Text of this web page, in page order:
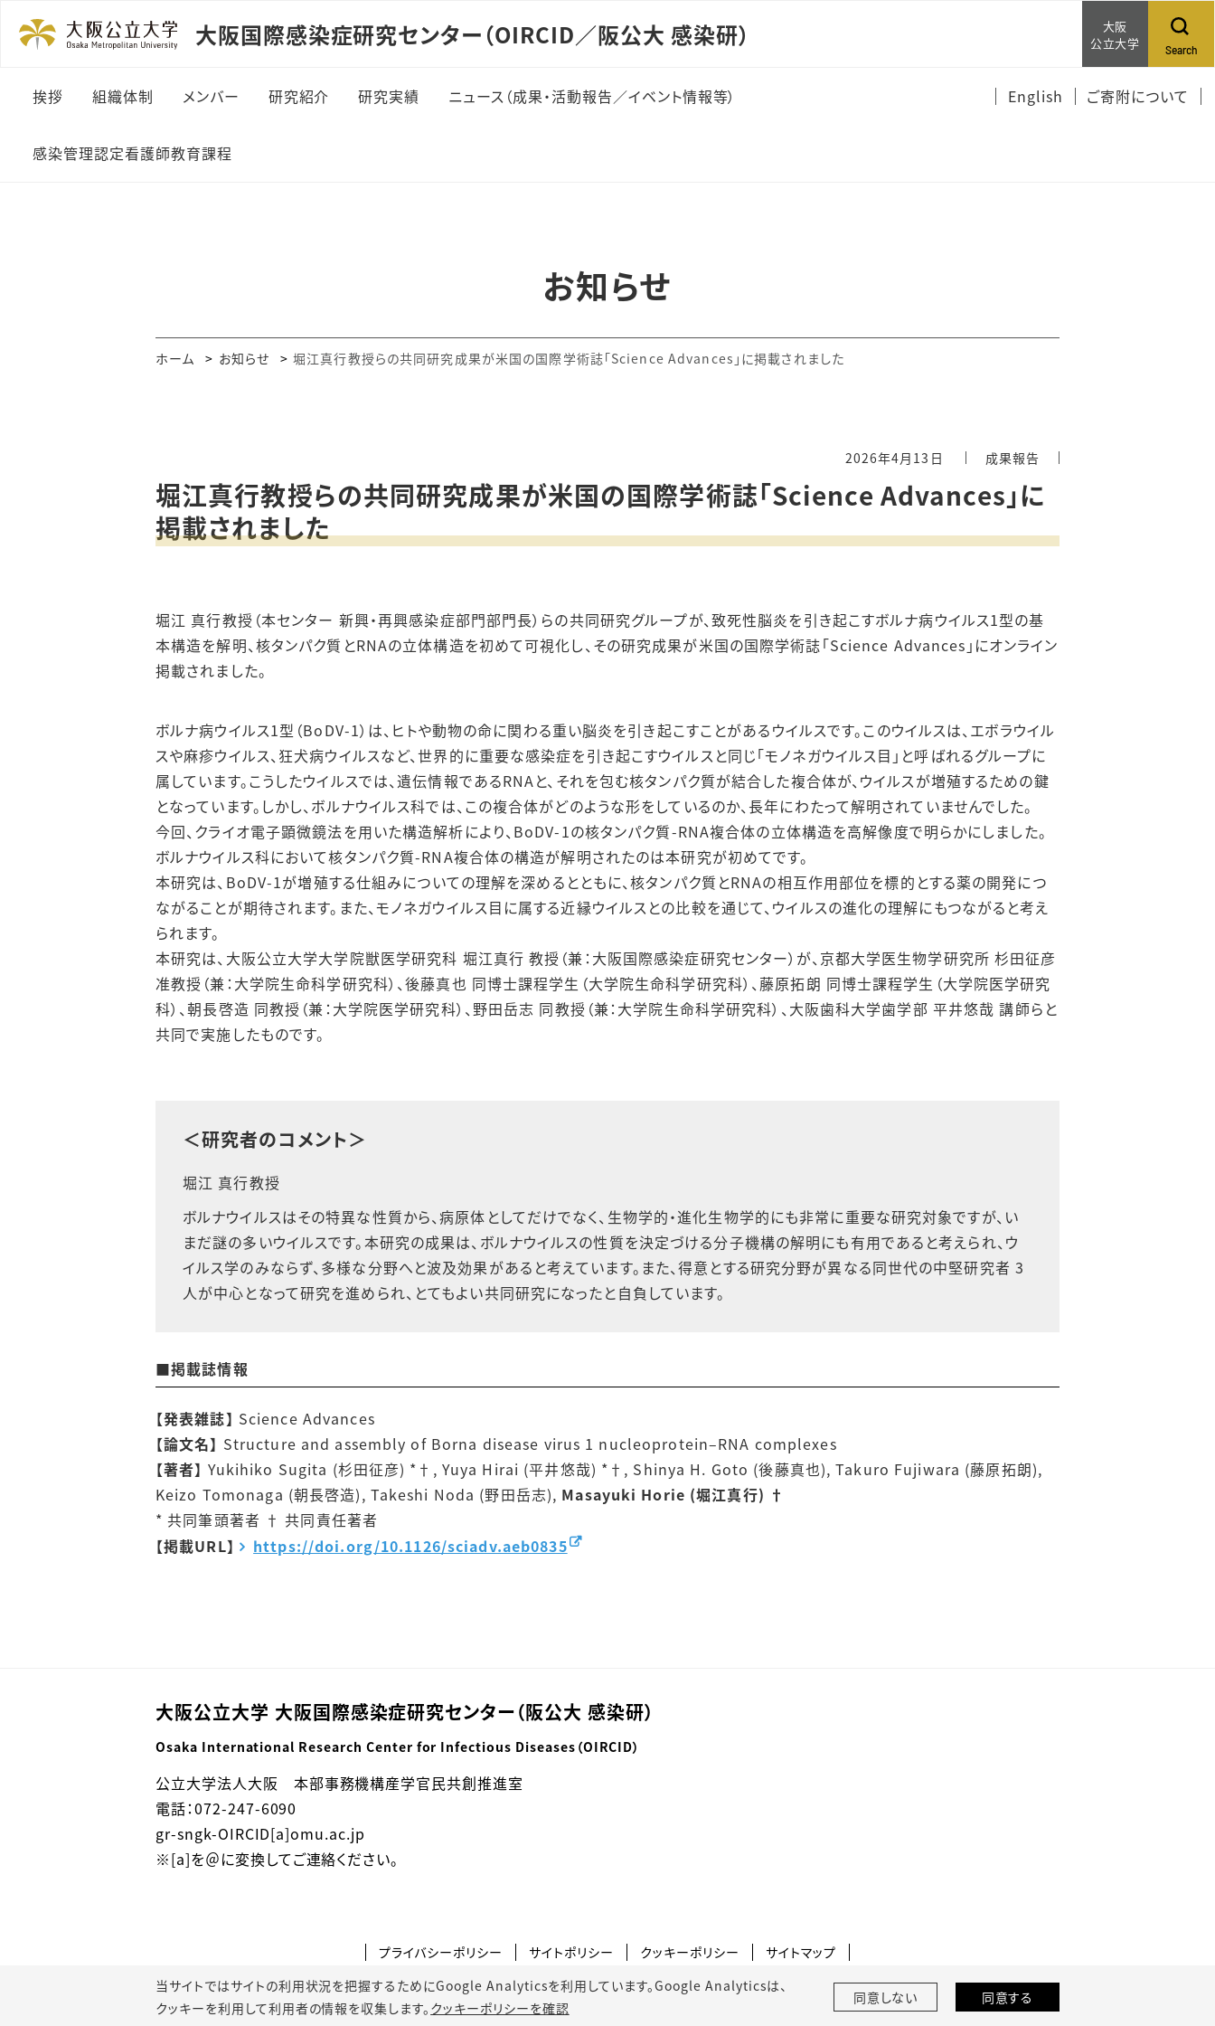
大阪国際感染症研究センター（OIRCID／阪公大 感染研）
大阪
公立大学
Search
挨拶 組織体制 メンバー 研究紹介
行政連携部門
研究実績 ニュース（成果・活動報告／イベント情報等）
感染管理認定看護師教育課程
English ご寄附について
お知らせ
ホーム お知らせ 堀江真行教授らの共同研究成果が米国の国際学術誌「Science Advances」に掲載されました
2026年4月13日 成果報告
堀江真行教授らの共同研究成果が米国の国際学術誌「Science Advances」に
掲載されました
堀江 真行教授（本センター 新興・再興感染症部門部門長）らの共同研究グループが、致死性脳炎を引き起こすボルナ病ウイルス1型の基
本構造を解明、核タンパク質とRNAの立体構造を初めて可視化し、その研究成果が米国の国際学術誌「Science Advances」にオンライン
掲載されました。
ボルナ病ウイルス1型（BoDV-1）は、ヒトや動物の命に関わる重い脳炎を引き起こすことがあるウイルスです。このウイルスは、エボラウイル
スや麻疹ウイルス、狂犬病ウイルスなど、世界的に重要な感染症を引き起こすウイルスと同じ「モノネガウイルス目」と呼ばれるグループに
属しています。こうしたウイルスでは、遺伝情報であるRNAと、それを包む核タンパク質が結合した複合体が、ウイルスが増殖するための鍵
となっています。しかし、ボルナウイルス科では、この複合体がどのような形をしているのか、長年にわたって解明されていませんでした。
今回、クライオ電子顕微鏡法を用いた構造解析により、 BoDV-1の核タンパク質-RNA複合体の立体構造を高解像度で明らかにしました。
ボルナウイルス科において核タンパク質-RNA複合体の構造が解明されたのは本研究が初めてです。
本研究は、 BoDV-1が増殖する仕組みについての理解を深めるとともに、核タンパク質とRNAの相互作用部位を標的とする薬の開発につ
ながることが期待されます。また、モノネガウイルス目に属する近縁ウイルスとの比較を通じて、ウイルスの進化の理解にもつながると考え
られます。
本研究は、大阪公立大学大学院獣医学研究科 堀江真行 教授（兼：大阪国際感染症研究センター）が、京都大学医生物学研究所 杉田征彦
准教授（兼：大学院生命科学研究科）、後藤真也 同博士課程学生（大学院生命科学研究科）、藤原拓朗 同博士課程学生（大学院医学研究
科）、朝長啓造 同教授（兼：大学院医学研究科）、野田岳志 同教授（兼：大学院生命科学研究科）、大阪歯科大学歯学部 平井悠哉 講師らと
共同で実施したものです。
＜研究者のコメント＞
堀江 真行教授
ボルナウイルスはその特異な性質から、病原体としてだけでなく、生物学的・進化生物学的にも非常に重要な研究対象ですが、い
まだ謎の多いウイルスです。本研究の成果は、ボルナウイルスの性質を決定づける分子機構の解明にも有用であると考えられ、ウ
イルス学のみならず、多様な分野へと波及効果があると考えています。また、得意とする研究分野が異なる同世代の中堅研究者 3
人が中心となって研究を進められ、とてもよい共同研究になったと自負しています。
■掲載誌情報
【発表雑誌】 Science Advances
【論文名】 Structure and assembly of Borna disease virus 1 nucleoprotein‒RNA complexes
【著者】 Yukihiko Sugita (杉田征彦) *†, Yuya Hirai (平井悠哉) *†, Shinya H. Goto (後藤真也), Takuro Fujiwara (藤原拓朗),
Keizo Tomonaga (朝長啓造), Takeshi Noda (野田岳志), Masayuki Horie (堀江真行) †
* 共同筆頭著者 † 共同責任著者
【掲載URL】
https://doi.org/10.1126/sciadv.aeb0835
当サイトではサイトの利用状況を把握するためにGoogle Analyticsを利用しています。Google Analyticsは、
クッキーを利用して利用者の情報を収集します。 クッキーポリシーを確認
同意しない 同意する
大阪公立大学 大阪国際感染症研究センター（阪公大 感染研）
Osaka International Research Center for Infectious Diseases（OIRCID）
公立大学法人大阪 本部事務機構産学官民共創推進室
電話：072-247-6090
gr-sngk-OIRCID[a]omu.ac.jp
※[a]を＠に変換してご連絡ください。
プライバシーポリシー サイトポリシー クッキーポリシー サイトマップ
© 2022 Osaka Metropolitan University.